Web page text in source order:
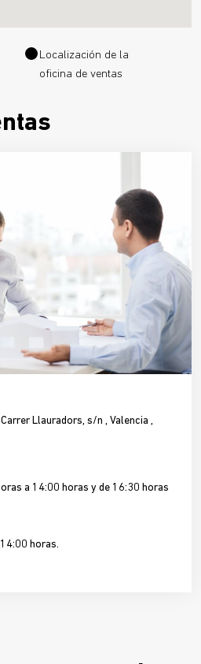
Localización de la
oficina de ventas
Llauradors, s/n , Valencia ,
a 14:00 horas y de 16:30 horas
horas.